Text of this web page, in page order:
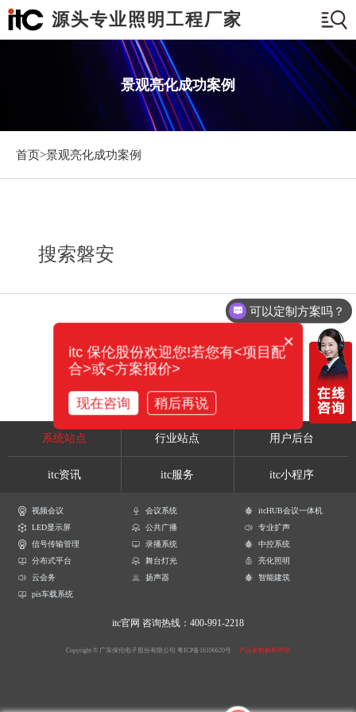
源头专业照明工程厂家
景观亮化成功案例
首页>景观亮化成功案例
搜索磐安
系统站点 行业站点 用户后台
itc资讯 itc服务 itc小程序
视频会议 会议系统
itcHUB会议一体机
LED显示屏
公共广播
专业扩声
信号传输管理
录播系统
中控系统
分布式平台
舞台灯光
亮化照明
云会务
扬声器
智能建筑
pis车载系统
itc官网 咨询热线：400-991-2218
Copyright © 广东保伦电子股份有限公司 粤ICP备16106620号 产品参数解释声明
可以定制方案吗？
×
itc 保伦股份欢迎您!若您有<项目配
合>或<方案报价>
现在咨询 稍后再说